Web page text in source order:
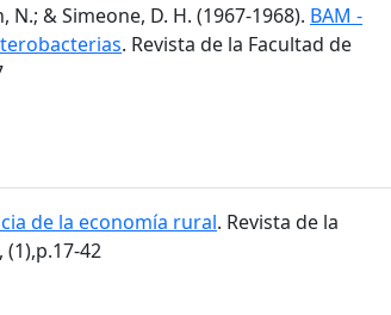
N.; & Simeone, D. H. (1967-1968). BAM -
. Revista de la Facultad de
de la economía rural. Revista de la
42